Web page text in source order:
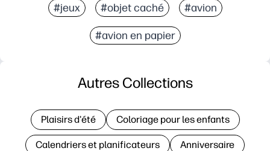
#jeux #objet caché #avion
#avion en papier
Autres Collections
Plaisirs d'été Coloriage pour les enfants
Calendriers et planificateurs Anniversaire